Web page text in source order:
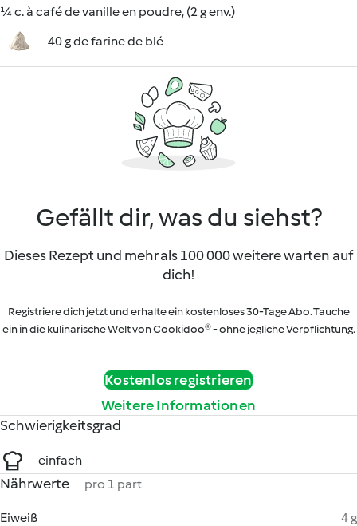
¼ c. à café de vanille en poudre, (2 g env.)
40 g de farine de blé
Gefällt dir, was du siehst?
Dieses Rezept und mehr als 100 000 weitere warten auf
dich!
Registriere dich jetzt und erhalte ein kostenloses 30-Tage Abo. Tauche
ein in die kulinarische Welt von Cookidoo® - ohne jegliche Verpflichtung.
Kostenlos registrieren
Weitere Informationen
Schwierigkeitsgrad
einfach
Nährwerte pro 1 part
Eiweiß
4 g